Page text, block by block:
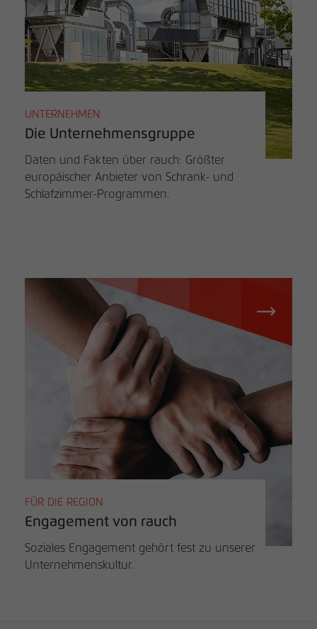
UNTERNEHMEN
Die Unternehmensgruppe
Daten und Fakten über rauch: Größter
europäischer Anbieter von Schrank- und
Schlafzimmer-Programmen.
FÜR DIE REGION
Engagement von rauch
Soziales Engagement gehört fest zu unserer
Unternehmenskultur.